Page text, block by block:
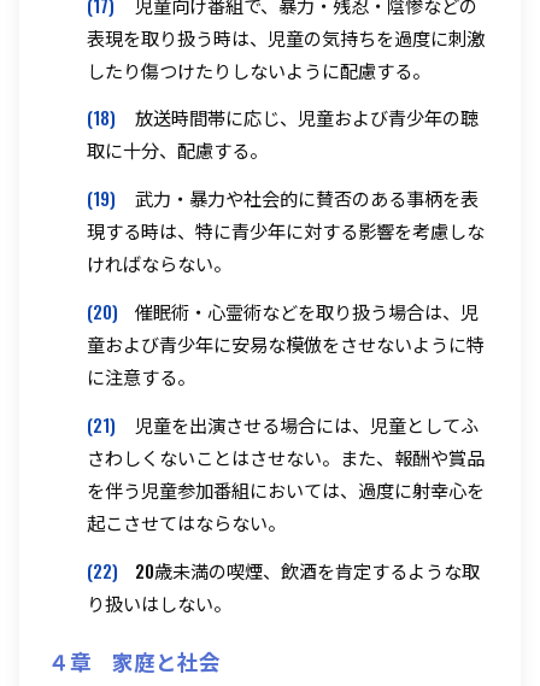
表現を取り扱う時は、児童の気持ちを過度に刺激
したり傷つけたりしないように配慮する。
(18)
放送時間帯に応じ、児童および青少年の聴
取に十分、配慮する。
(19)
武力・暴力や社会的に賛否のある事柄を表
現する時は、特に青少年に対する影響を考慮しな
ければならない。
(20)
催眠術・心霊術などを取り扱う場合は、児
童および青少年に安易な模倣をさせないように特
に注意する。
(21)
児童を出演させる場合には、児童としてふ
さわしくないことはさせない。また、報酬や賞品
を伴う児童参加番組においては、過度に射幸心を
起こさせてはならない。
(22)
20歳未満の喫煙、飲酒を肯定するような取
り扱いはしない。
４章 家庭と社会